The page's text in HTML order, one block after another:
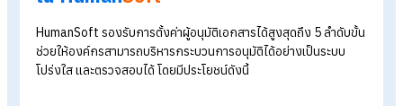
แผนกการตลาด ต้องมีผู้อนุมัติเอกสาร 3 ลำดับขั้
ตัวอย่างการกำหนดผู้อนุมัติ 5 ลำดับขั้นให้แก่แผนกการตลาด ดังนี้